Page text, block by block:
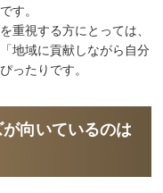
す。
重視する方にとっては、
地域に貢献しながら自分
ったりです。
向いているのは